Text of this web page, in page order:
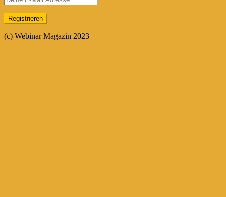
(c) Webinar Magazin 2023